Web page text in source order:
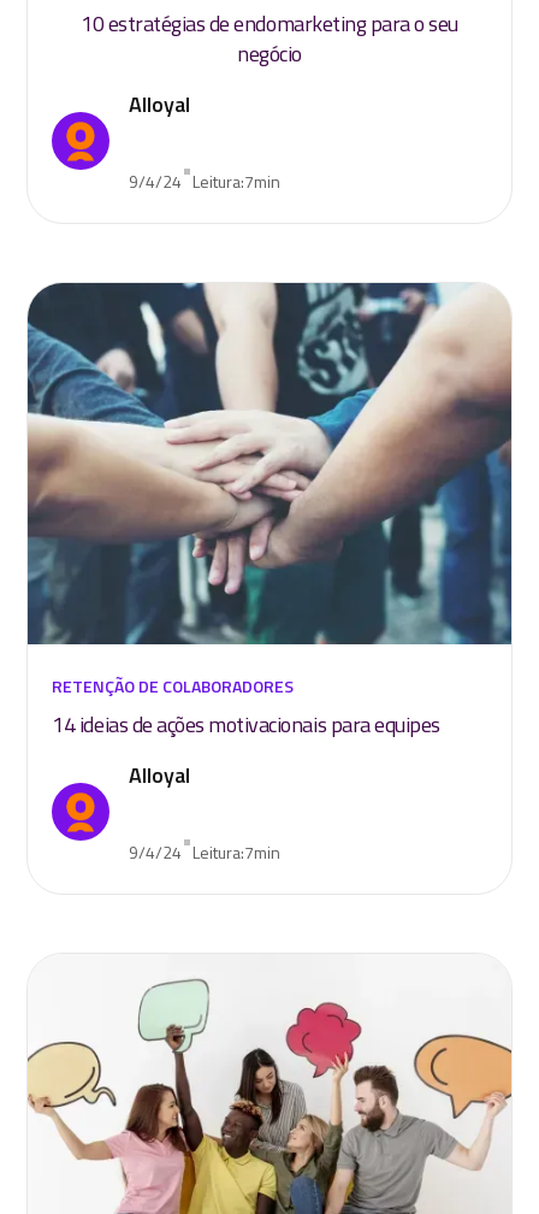
10 estratégias de endomarketing para o seu
negócio
Alloyal
9/4/24•Leitura:7min
RETENÇÃO DE COLABORADORES
14 ideias de ações motivacionais para equipes
Alloyal
9/4/24•Leitura:7min